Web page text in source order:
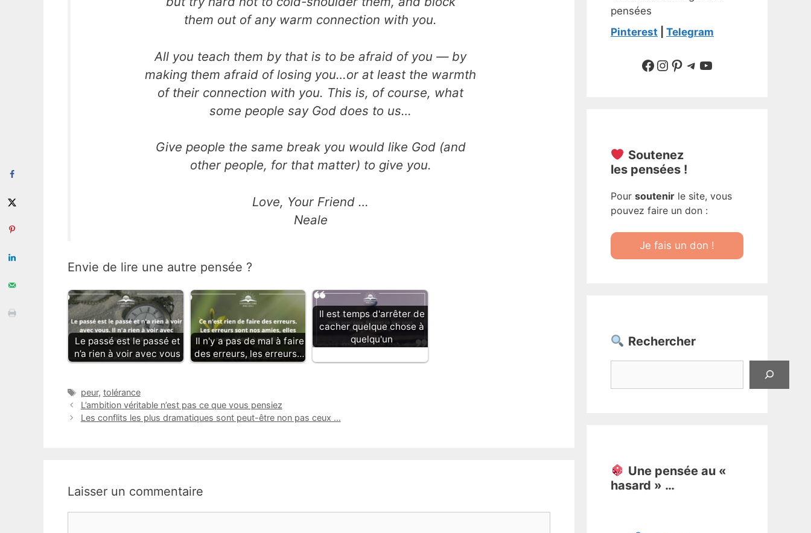
them out of any warm connection with you.
All you teach them by that is to be afraid of you — by
making them afraid of losing you…or at least the warmth
of their connection with you. This is, of course, what
some people say God does to us…
Give people the same break you would like God (and
other people, for that matter) to give you.
Love, Your Friend …
Neale
Envie de lire une autre pensée ?
Le passé est le passé et
n’a rien à voir avec vous
Il n'y a pas de mal à faire
des erreurs, les erreurs…
Il est temps d'arrêter de
cacher quelque chose à
quelqu'un
Étiquettes
peur, tolérance
L’ambition véritable n’est pas ce que vous pensiez
Les conflits les plus dramatiques sont peut-être non pas ceux …
Laisser un commentaire
pensées
Pinterest
Telegram
Suivre sur Facebook
Suivre sur Instagram
Pinterest
Sur Telegram
YouTube
Soutenez
les pensées !
Pour soutenir le site, vous
pouvez faire un don :
Je fais un don !
Rechercher
Une pensée au «
hasard » …